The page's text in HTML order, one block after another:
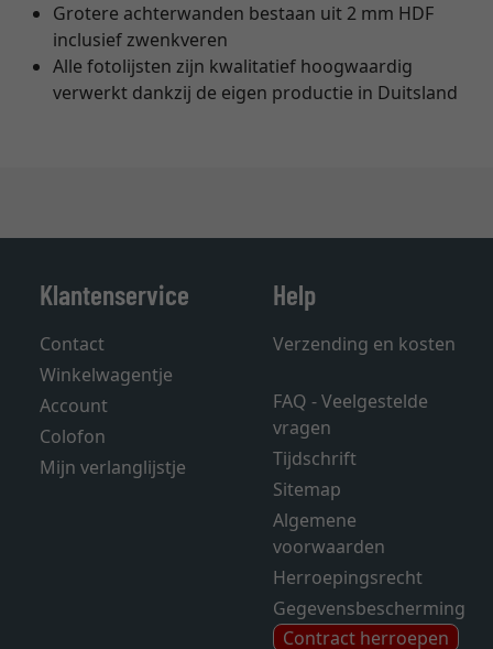
Grotere achterwanden bestaan uit 2 mm HDF
inclusief zwenkveren
Alle fotolijsten zijn kwalitatief hoogwaardig
verwerkt dankzij de eigen productie in Duitsland
Klantenservice
Contact
Winkelwagentje
Account
Colofon
Mijn verlanglijstje
Help
Verzending en kosten
FAQ - Veelgestelde
vragen
Tijdschrift
Sitemap
Algemene
voorwaarden
Herroepingsrecht
Gegevensbescherming
Contract herroepen